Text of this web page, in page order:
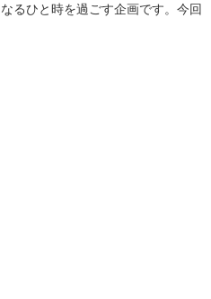
るひと時を過ごす企画です。今回